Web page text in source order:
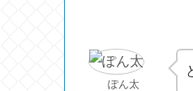
ぽん太